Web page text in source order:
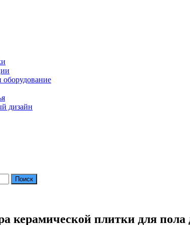
дизайн
керамической плитки для пола